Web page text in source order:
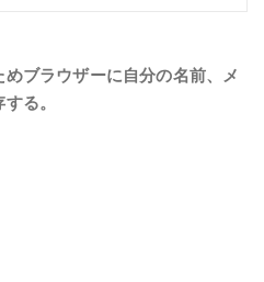
ブラウザーに自分の名前、メ
る。